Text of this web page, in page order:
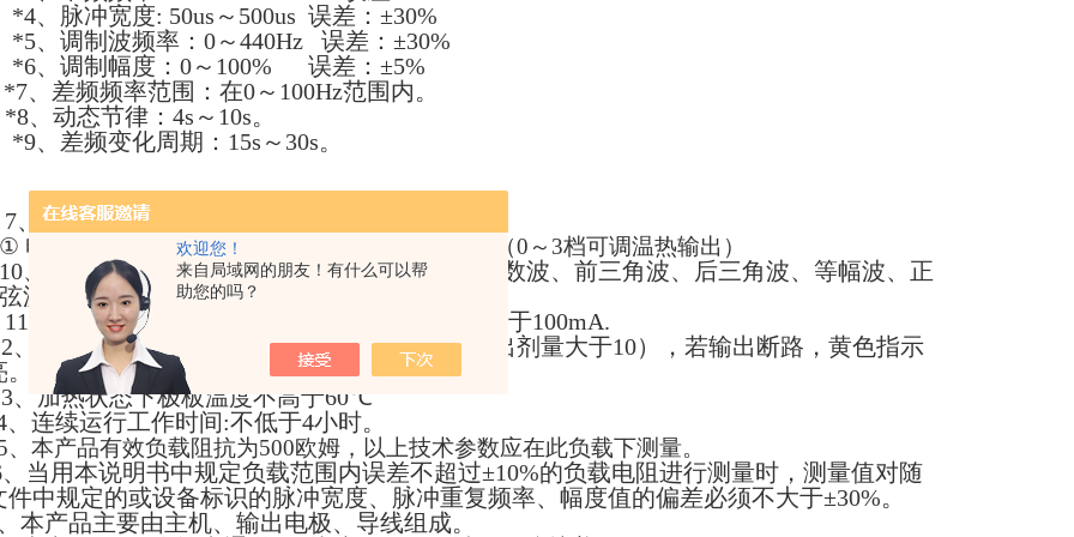
欢迎您！
来自局域网的朋友！有什么可以帮
助您的吗？
*4、脉冲宽度: 50us～500us 误差： ±30%
*5、调制波频率：0～440Hz 误差： ±30%
*6、调制幅度：0～100% 误差： ±5%
*7、差频频率范围：在0～100Hz范围内。
*8、动态节律：4s～10s。
*9、差频变化周期：15s～30s。
7、输出方式：
① 电脑中频（中、低频双向电流） ② 温热输出（0～3档可调温热输出）
10、调制波形：基波：脉冲方波 调制波：指数波、前三角波、后三角波、等幅波、正
弦波、三角波、阶梯波、等幅波
11、最大输出电流：最大输出电流的有效值不大于100mA.
、断路提示及恢复：本产品在工作过程中（输出剂量大于10），若输出断路，黄色指示
。若输出断路故障消除，黄色指示灯灭。
、加热状态下极板温度不高于60℃
连续运行工作时间:不低于4小时。
本产品有效负载阻抗为500欧姆，以上技术参数应在此负载下测量。
当用本说明书中规定负载范围内误差不超过±10%的负载电阻进行测量时，测量值对随
件中规定的或设备标识的脉冲宽度、脉冲重复频率、幅度值的偏差必须不大于±30%。
本产品主要由主机、输出电极、导线组成。